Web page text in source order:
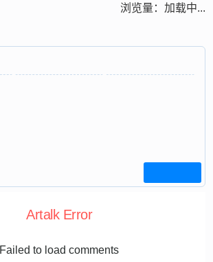
浏览量： 加载中...
Artalk Error
Failed to load comments